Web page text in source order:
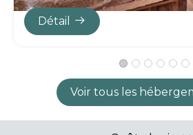
Détail
Voir tous les